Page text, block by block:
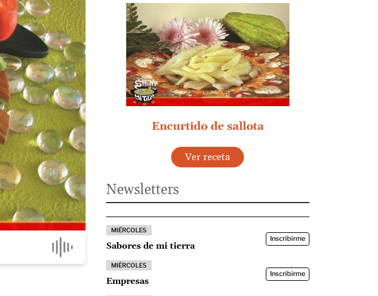
Encurtido de sallota
Ver receta
Newsletters
MIÉRCOLES
Sabores de mi tierra
Inscribirme
MIÉRCOLES
Empresas
Inscribirme